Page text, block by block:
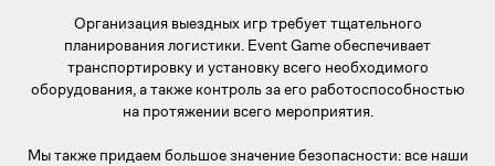
Организация выездных игр требует тщательного
планирования логистики. Event Game обеспечивает
транспортировку и установку всего необходимого
оборудования, а также контроль за его работоспособностью
на протяжении всего мероприятия.
Мы также придаем большое значение безопасности: все наши